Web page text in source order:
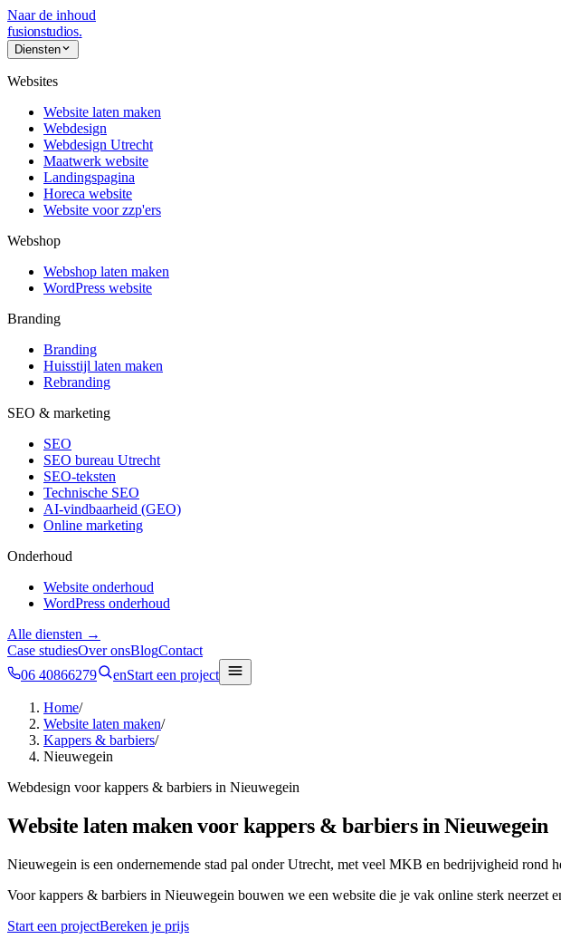
Naar de inhoud
fusionstudios.
Diensten
Websites
Website laten maken
Webdesign
Webdesign Utrecht
Maatwerk website
Landingspagina
Horeca website
Website voor zzp'ers
Webshop
Webshop laten maken
WordPress website
Branding
Branding
Huisstijl laten maken
Rebranding
SEO & marketing
SEO
SEO bureau Utrecht
SEO-teksten
Technische SEO
AI-vindbaarheid (GEO)
Online marketing
Onderhoud
Website onderhoud
WordPress onderhoud
Alle diensten →
Case studiesOver onsBlogContact
06 40866279
enStart een project
Home/
Website laten maken/
Kappers & barbiers/
Nieuwegein
Webdesign voorkappers & barbiers in Nieuwegein
Website laten maken voorkappers & barbiersinNieuwegein
Nieuwegein is een ondernemende stad pal onder Utrecht, met veel MKB en bedrijvigheid rond
Voorkappers & barbiers in Nieuwegein bouwen we een website die je vak online sterk neerzet
Start een projectBereken je prijs